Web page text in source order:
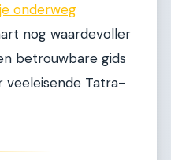
onderweg
nog waardevoller
betrouwbare gids
veeleisende Tatra-